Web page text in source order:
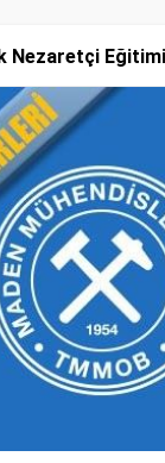
Nezaretçi